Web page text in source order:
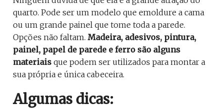
quarto. Pode ser um modelo que emoldure a cama
ou um grande painel que tome toda a parede.
Opções não faltam. Madeira, adesivos, pintura,
painel, papel de parede e ferro são alguns
materiais que podem ser utilizados para montar a
sua própria e única cabeceira.
Algumas dicas: